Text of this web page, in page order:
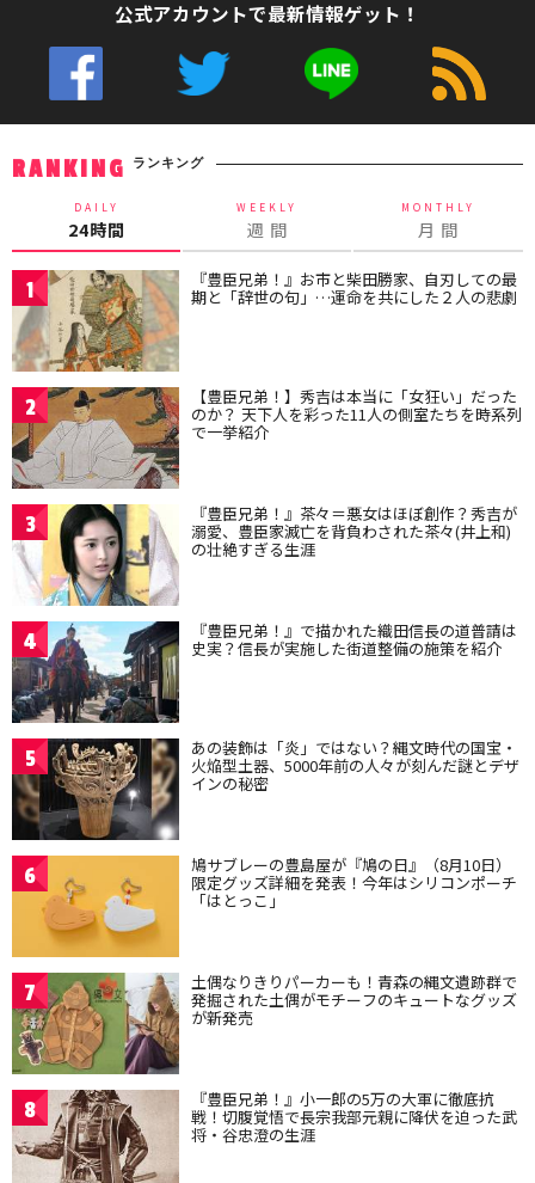
公式アカウントで最新情報ゲット！
RANKING ランキング
DAILY
24時間
WEEKLY
週 間
MONTHLY
月 間
1 『豊臣兄弟！』お市と柴田勝家、自刃しての最
期と「辞世の句」…運命を共にした２人の悲劇
2 【豊臣兄弟！】秀吉は本当に「女狂い」だった
のか？ 天下人を彩った11人の側室たちを時系列
で一挙紹介
3 『豊臣兄弟！』茶々＝悪女はほぼ創作？秀吉が
溺愛、豊臣家滅亡を背負わされた茶々(井上和)
の壮絶すぎる生涯
4 『豊臣兄弟！』で描かれた織田信長の道普請は
史実？信長が実施した街道整備の施策を紹介
5 あの装飾は「炎」ではない？縄文時代の国宝・
火焔型土器、5000年前の人々が刻んだ謎とデザ
インの秘密
6 鳩サブレーの豊島屋が『鳩の日』（8月10日）
限定グッズ詳細を発表！今年はシリコンポーチ
「はとっこ」
7 土偶なりきりパーカーも！青森の縄文遺跡群で
発掘された土偶がモチーフのキュートなグッズ
が新発売
8 『豊臣兄弟！』小一郎の5万の大軍に徹底抗
戦！切腹覚悟で長宗我部元親に降伏を迫った武
将・谷忠澄の生涯